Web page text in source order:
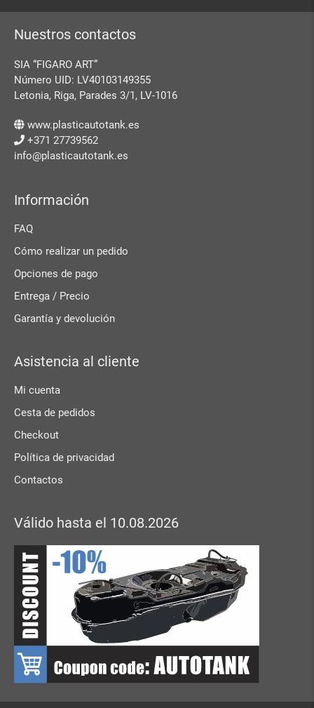
Nuestros contactos
SIA “FIGARO ART”
Número UID: LV40103149355
Letonia, Riga, Parades 3/1, LV-1016
www.plasticautotank.es
+371 27739562
info@plasticautotank.es
Información
FAQ
Cómo realizar un pedido
Opciones de pago
Entrega / Precio
Garantía y devolución
Asistencia al cliente
Mi cuenta
Cesta de pedidos
Checkout
Política de privacidad
Contactos
Válido hasta el 10.08.2026